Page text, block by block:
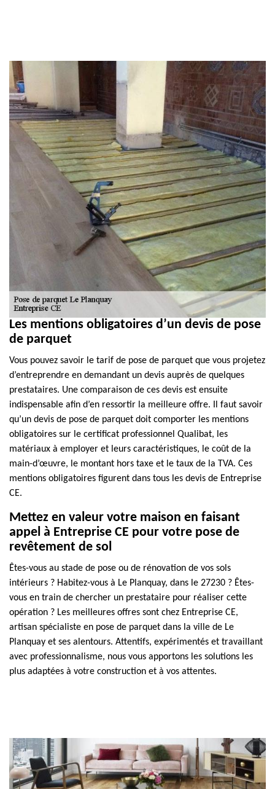
Les mentions obligatoires d’un devis de pose
de parquet
Vous pouvez savoir le tarif de pose de parquet que vous projetez
d’entreprendre en demandant un devis auprès de quelques
prestataires. Une comparaison de ces devis est ensuite
indispensable afin d’en ressortir la meilleure offre. Il faut savoir
qu’un devis de pose de parquet doit comporter les mentions
obligatoires sur le certificat professionnel Qualibat, les
matériaux à employer et leurs caractéristiques, le coût de la
main-d’œuvre, le montant hors taxe et le taux de la TVA. Ces
mentions obligatoires figurent dans tous les devis de Entreprise
CE.
Mettez en valeur votre maison en faisant
appel à Entreprise CE pour votre pose de
revêtement de sol
Êtes-vous au stade de pose ou de rénovation de vos sols
intérieurs ? Habitez-vous à Le Planquay, dans le 27230 ? Êtes-
vous en train de chercher un prestataire pour réaliser cette
opération ? Les meilleures offres sont chez Entreprise CE,
artisan spécialiste en pose de parquet dans la ville de Le
Planquay et ses alentours. Attentifs, expérimentés et travaillant
avec professionnalisme, nous vous apportons les solutions les
plus adaptées à votre construction et à vos attentes.